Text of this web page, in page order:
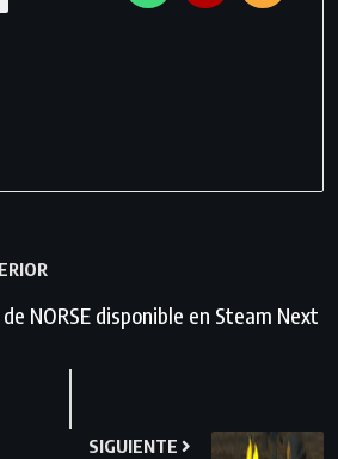
NORSE disponible en Steam Next
SIGUIENTE